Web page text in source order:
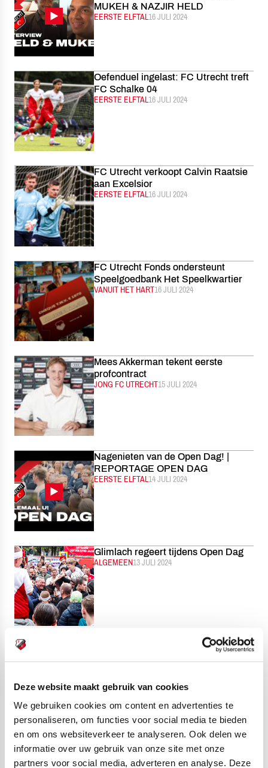
Deze website maakt gebruik van cookies
We gebruiken cookies om content en advertenties te
personaliseren, om functies voor social media te bieden
en om ons websiteverkeer te analyseren. Ook delen we
informatie over uw gebruik van onze site met onze
partners voor social media, adverteren en analyse. Deze
MUKEH & NAZJIR HELD
CATEGORIE:
EERSTE ELFTALGEPUBLICEERD:
16 JULI 2024
Oefenduel ingelast: FC Utrecht treft
FC Schalke 04
CATEGORIE:
EERSTE ELFTALGEPUBLICEERD:
16 JULI 2024
FC Utrecht verkoopt Calvin Raatsie
aan Excelsior
CATEGORIE:
EERSTE ELFTALGEPUBLICEERD:
16 JULI 2024
FC Utrecht Fonds ondersteunt
Speelgoedbank Het Speelkwartier
CATEGORIE:
VANUIT HET HARTGEPUBLICEERD:
16 JULI 2024
Mees Akkerman tekent eerste
profcontract
CATEGORIE:
JONG FC UTRECHTGEPUBLICEERD:
15 JULI 2024
Nagenieten van de Open Dag! |
REPORTAGE OPEN DAG
CATEGORIE:
EERSTE ELFTALGEPUBLICEERD:
14 JULI 2024
Glimlach regeert tijdens Open Dag
CATEGORIE:
ALGEMEENGEPUBLICEERD:
13 JULI 2024
In het hart van de stad: dit is het
Taylor Booth, Paxten Aaronson en
Roderick Weusthof over de
Olympische Spelen | INTERVIEW